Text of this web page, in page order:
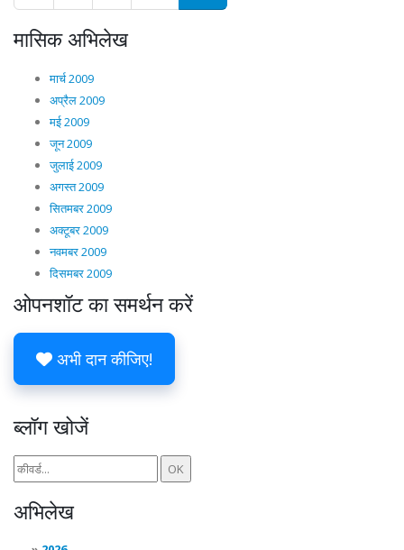
मासिक अभिलेख
मार्च 2009
अप्रैल 2009
मई 2009
जून 2009
जुलाई 2009
अगस्त 2009
सितमबर 2009
अक्टूबर 2009
नवमबर 2009
दिसमबर 2009
ओपनशॉट का समर्थन करें
अभी दान कीजिए!
ब्लॉग खोजें
अभिलेख